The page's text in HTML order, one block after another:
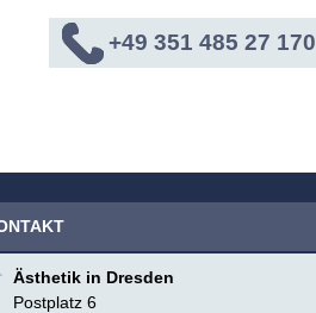
+49 351 485 27 170
Ästhetik in Dresden
Postplatz 6